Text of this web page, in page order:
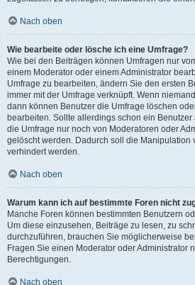
Nach oben
Wie bearbeite oder lösche ich eine Umfrage?
Wie bei den Beiträgen können Umfragen nur
einem Moderator oder einem Administrator
Umfrage zu bearbeiten, ändern Sie den ersten
immer mit der Umfrage verknüpft. Wenn
dann können Benutzer die Umfrage löschen
bearbeiten. Sollte allerdings schon ein
die Umfrage nur noch von Moderatoren oder
gelöscht werden. Dadurch soll die Manipulation
verhindert werden.
Nach oben
Warum kann ich auf bestimmte Foren nicht
Manche Foren können bestimmten Benutzern
Um diese einzusehen, Beiträge zu lesen, zu
durchzuführen, brauchen Sie möglicherweise
Fragen Sie einen Moderator oder Administrator
Berechtigungen.
Nach oben